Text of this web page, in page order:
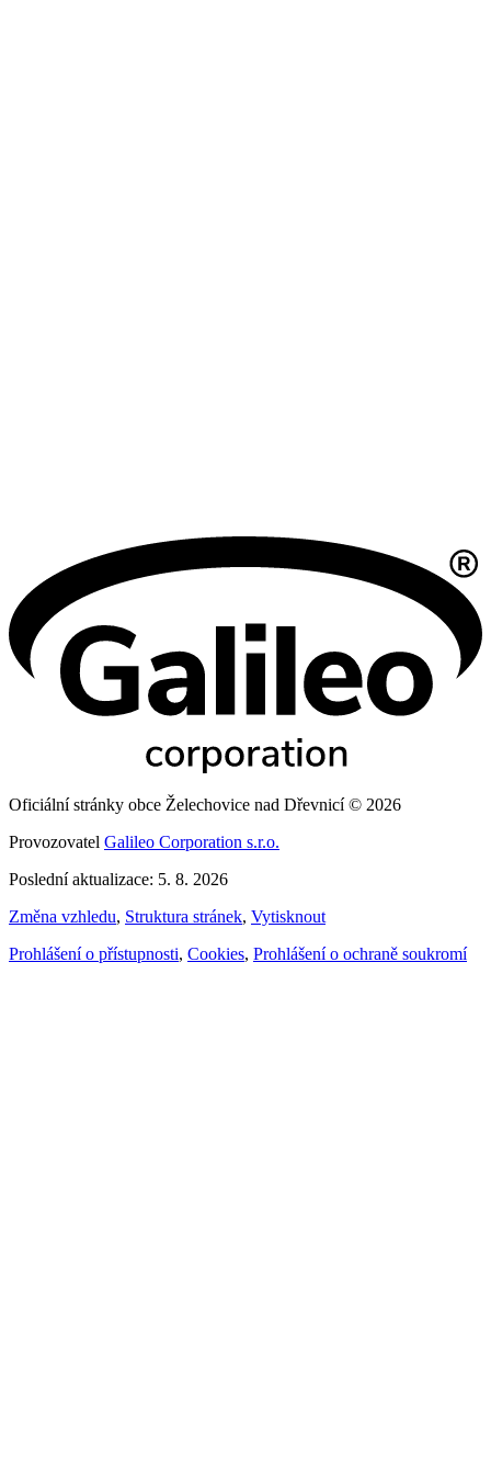
Oficiální stránky obce Želechovice nad Dřevnicí © 2026
Provozovatel Galileo Corporation s.r.o.
Poslední aktualizace: 5. 8. 2026
Změna vzhledu, Struktura stránek, Vytisknout
Prohlášení o přístupnosti, Cookies, Prohlášení o ochraně soukromí